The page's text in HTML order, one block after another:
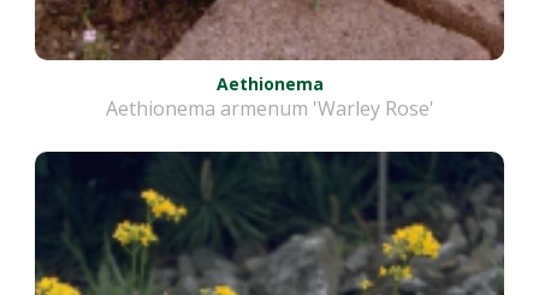
Aethionema
Aethionema armenum 'Warley Rose'